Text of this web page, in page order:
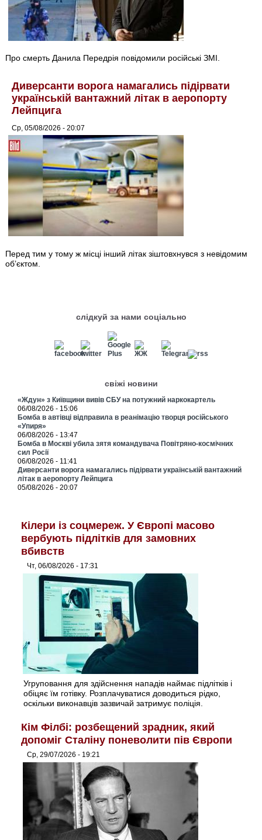
Про смерть Данила Передрія повідомили російські ЗМІ.
Диверсанти ворога намагались підірвати
українській вантажний літак в аеропорту
Лейпцига
Ср, 05/08/2026 - 20:07
Перед тим у тому ж місці інший літак зіштовхнувся з невідомим
об’єктом.
слідкуй за нами соціально
свіжі новини
«Ждун» з Київщини вивів СБУ на потужний наркокартель
06/08/2026 - 15:06
Бомба в автівці відправила в реанімацію творця російського
«Упиря»
06/08/2026 - 13:47
Бомба в Москві убила зятя командувача Повітряно-космічних
сил Росії
06/08/2026 - 11:41
Диверсанти ворога намагались підірвати українській вантажний
літак в аеропорту Лейпцига
05/08/2026 - 20:07
Кілери із соцмереж. У Європі масово
вербують підлітків для замовних
вбивств
Чт, 06/08/2026 - 17:31
Угруповання для здійснення нападів наймає підлітків і
обіцяє їм готівку. Розплачуватися доводиться рідко,
оскільки виконавців зазвичай затримує поліція.
Кім Філбі: розбещений зрадник, який
допоміг Сталіну поневолити пів Європи
Ср, 29/07/2026 - 19:21